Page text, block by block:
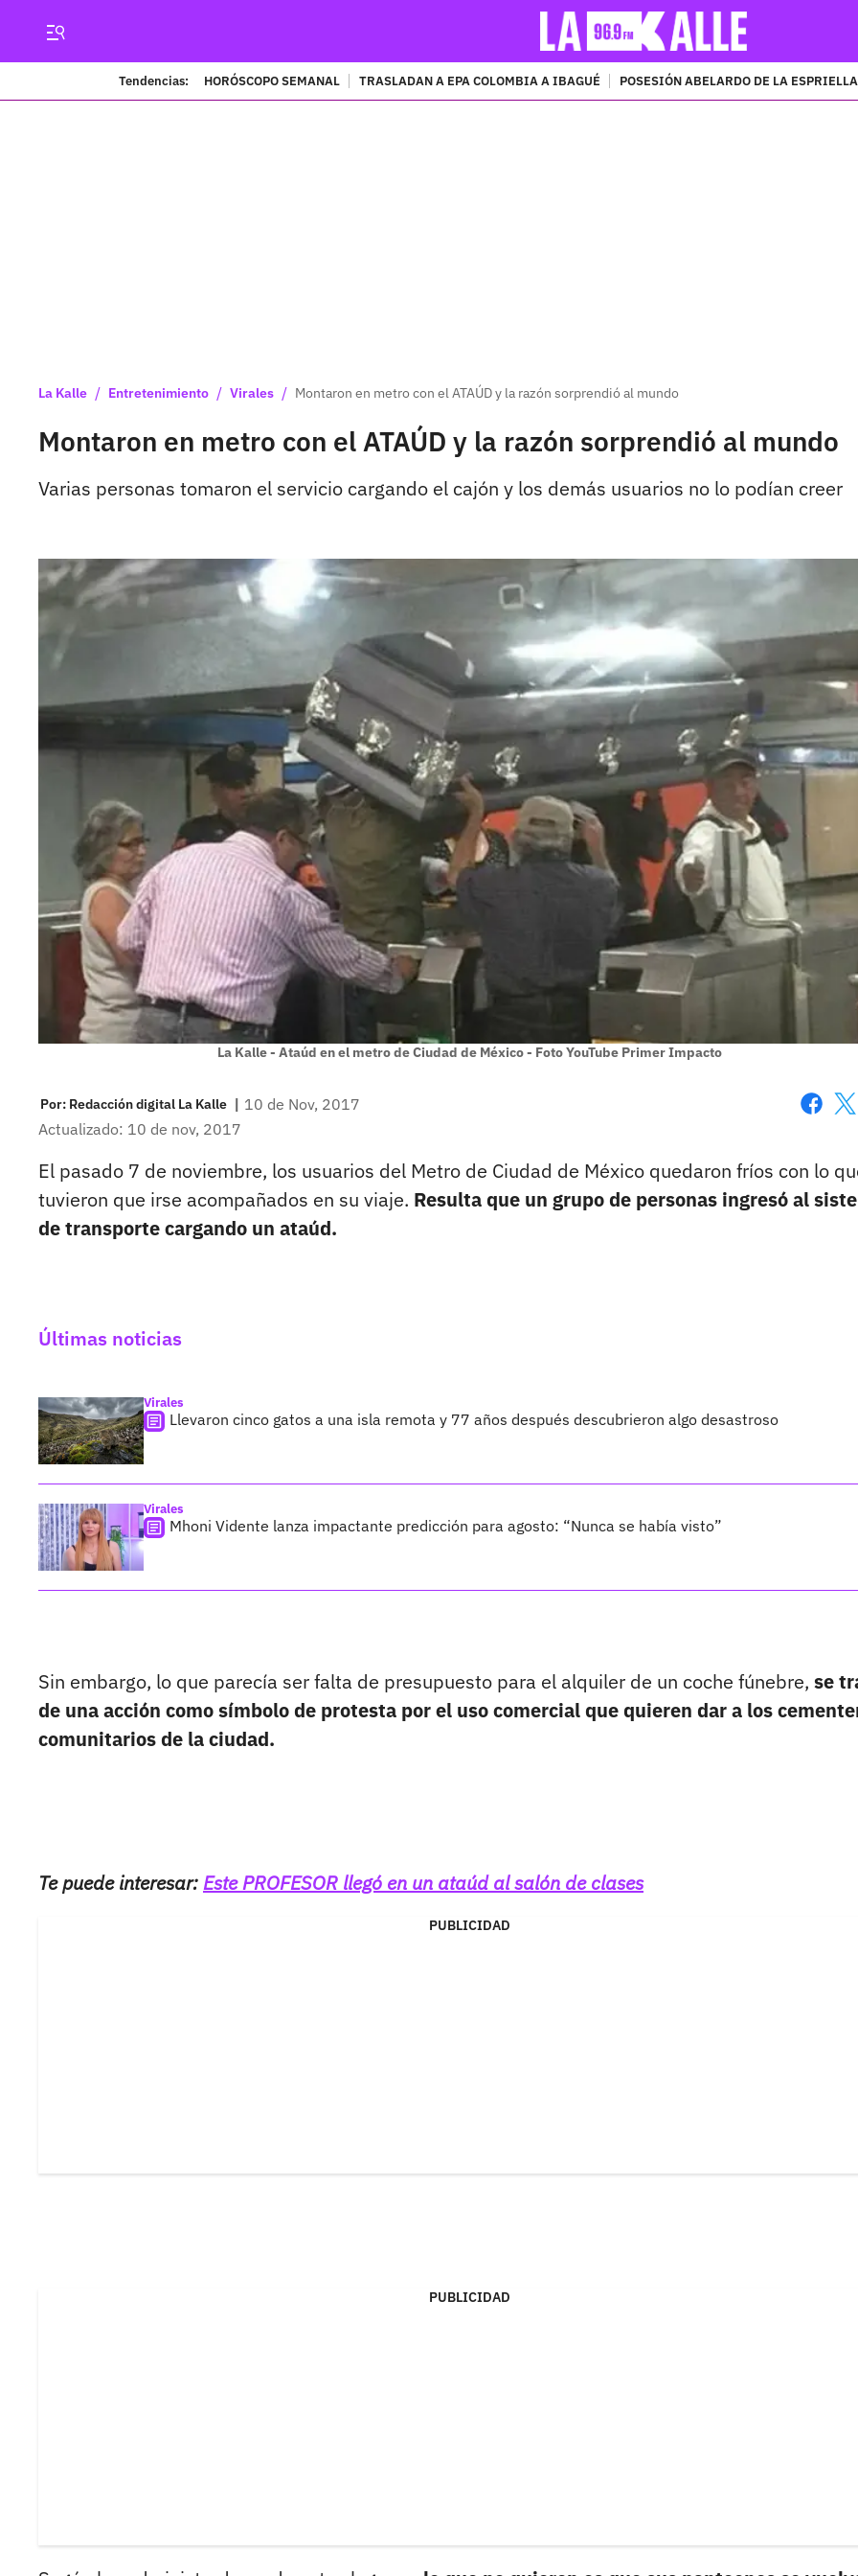
Tendencias: HORÓSCOPO SEMANAL TRASLADAN A EPA COLOMBIA A IBAGUÉ POSESIÓN ABELARDO DE LA ESPRIELLA
La Kalle / Entretenimiento / Virales / Montaron en metro con el ATAÚD y la razón sorprendió al mundo
Montaron en metro con el ATAÚD y la razón sorprendió al mundo
Varias personas tomaron el servicio cargando el cajón y los demás usuarios no lo podían creer
La Kalle - Ataúd en el metro de Ciudad de México - Foto YouTube Primer Impacto
Por: Redacción digital La Kalle | 10 de Nov, 2017
Actualizado: 10 de nov, 2017
El pasado 7 de noviembre, los usuarios del Metro de Ciudad de México quedaron fríos con lo
tuvieron que irse acompañados en su viaje. Resulta que un grupo de personas ingresó al
de transporte cargando un ataúd.
Últimas noticias
Virales
Llevaron cinco gatos a una isla remota y 77 años después descubrieron algo desastroso
Virales
Mhoni Vidente lanza impactante predicción para agosto: “Nunca se había visto”
Sin embargo, lo que parecía ser falta de presupuesto para el alquiler de un coche fúnebre, se
de una acción como símbolo de protesta por el uso comercial que quieren dar a los
comunitarios de la ciudad.
Te puede interesar:Este PROFESOR llegó en un ataúd al salón de clases
PUBLICIDAD
PUBLICIDAD